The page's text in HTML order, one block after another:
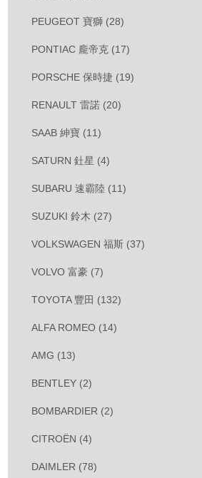
PEUGEOT 寶獅 (28)
PONTIAC 龐帝克 (17)
PORSCHE 保時捷 (19)
RENAULT 雷諾 (20)
SAAB 紳寶 (11)
SATURN 釷星 (4)
SUBARU 速霸陸 (11)
SUZUKI 鈴木 (27)
VOLKSWAGEN 福斯 (37)
VOLVO 富豪 (7)
TOYOTA 豐田 (132)
ALFA ROMEO (14)
AMG (13)
BENTLEY (2)
BOMBARDIER (2)
CITROËN (4)
DAIMLER (78)